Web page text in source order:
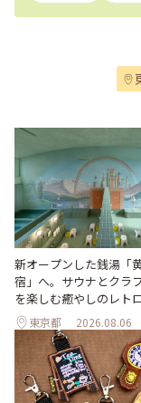
新オープンした銭湯「
宿」へ。サウナとクラ
を楽しむ癒やしのレト
東京都 2026.08.06